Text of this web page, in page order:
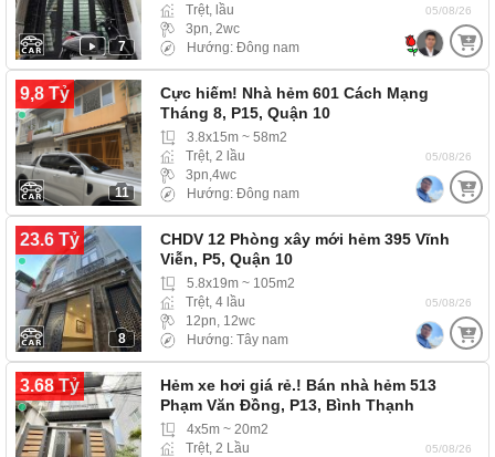
7
Trệt, lầu
3pn, 2wc
Hướng: Đông nam
05/08/26
9,8 Tỷ
11
Cực hiếm! Nhà hẻm 601 Cách Mạng
Tháng 8, P15, Quận 10
3.8x15m ~ 58m2
Trệt, 2 lầu
3pn,4wc
Hướng: Đông nam
05/08/26
23.6 Tỷ
8
CHDV 12 Phòng xây mới hẻm 395 Vĩnh
Viễn, P5, Quận 10
5.8x19m ~ 105m2
Trệt, 4 lầu
12pn, 12wc
Hướng: Tây nam
05/08/26
3.68 Tỷ
Hẻm xe hơi giá rẻ.! Bán nhà hẻm 513
Phạm Văn Đồng, P13, Bình Thạnh
4x5m ~ 20m2
Trệt, 2 Lầu
05/08/26